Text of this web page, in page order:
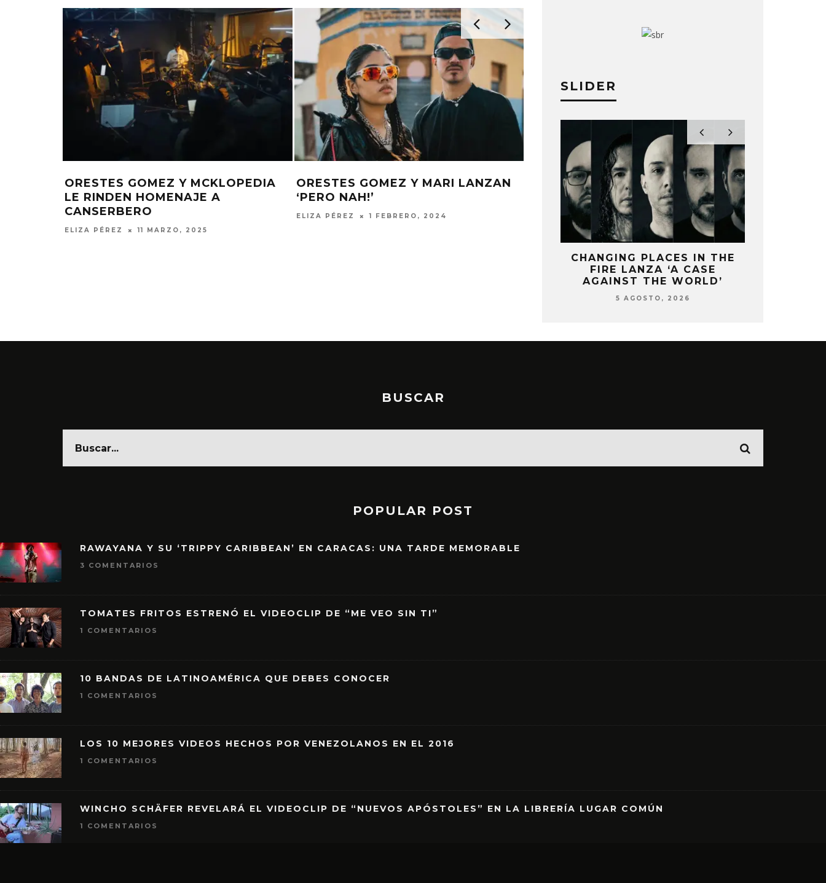
ORESTES GOMEZ Y MCKLOPEDIA
LE RINDEN HOMENAJE A
CANSERBERO
ELIZA PÉREZ 11 MARZO, 2025
ORESTES GOMEZ Y MARI LANZAN
‘PERO NAH!’
ELIZA PÉREZ 1 FEBRERO, 2024
MIRA EL TINY DESK DE JORGE
GLEM Y SAM REIDER
ELIZA PÉREZ 9 MARZO, 2023
SLIDER
CHANGING PLACES IN THE
FIRE LANZA ‘A CASE
AGAINST THE WORLD’
5 AGOSTO, 2026
BUSCAR
POPULAR POST
RAWAYANA Y SU ‘TRIPPY CARIBBEAN’ EN CARACAS: UNA TARDE MEMORABLE
3 COMENTARIOS
TOMATES FRITOS ESTRENÓ EL VIDEOCLIP DE “ME VEO SIN TI”
1 COMENTARIOS
10 BANDAS DE LATINOAMÉRICA QUE DEBES CONOCER
1 COMENTARIOS
LOS 10 MEJORES VIDEOS HECHOS POR VENEZOLANOS EN EL 2016
1 COMENTARIOS
WINCHO SCHÄFER REVELARÁ EL VIDEOCLIP DE “NUEVOS APÓSTOLES” EN LA LIBRERÍA LUGAR COMÚN
1 COMENTARIOS